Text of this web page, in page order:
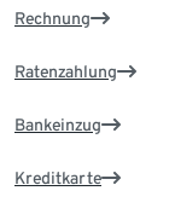
Rechnung
Ratenzahlung
Bankeinzug
Kreditkarte